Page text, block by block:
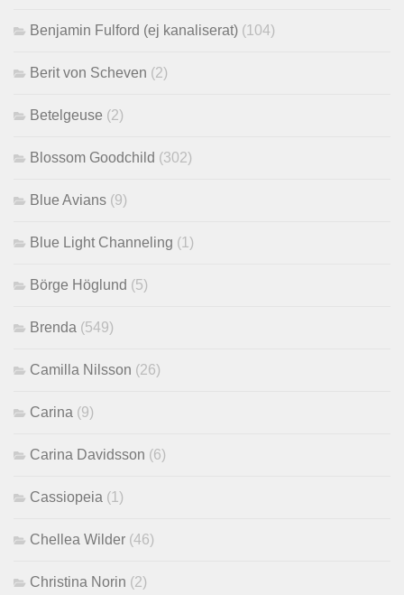
Benjamin Fulford (ej kanaliserat) (104)
Berit von Scheven (2)
Betelgeuse (2)
Blossom Goodchild (302)
Blue Avians (9)
Blue Light Channeling (1)
Börge Höglund (5)
Brenda (549)
Camilla Nilsson (26)
Carina (9)
Carina Davidsson (6)
Cassiopeia (1)
Chellea Wilder (46)
Christina Norin (2)